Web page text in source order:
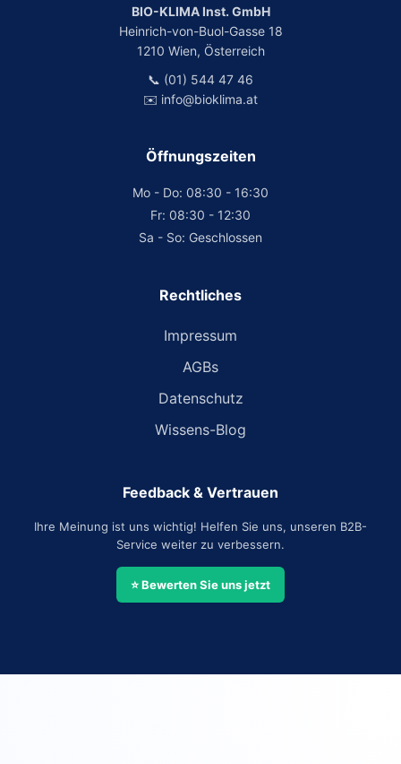
BIO-KLIMA Inst. GmbH
Heinrich-von-Buol-Gasse 18
1210 Wien, Österreich
📞 (01) 544 47 46
✉️ info@bioklima.at
Öffnungszeiten
Mo - Do: 08:30 - 16:30
Fr: 08:30 - 12:30
Sa - So: Geschlossen
Rechtliches
Impressum
AGBs
Datenschutz
Wissens-Blog
Feedback & Vertrauen
Ihre Meinung ist uns wichtig! Helfen Sie uns, unseren B2B-
Service weiter zu verbessern.
⭐ Bewerten Sie uns jetzt